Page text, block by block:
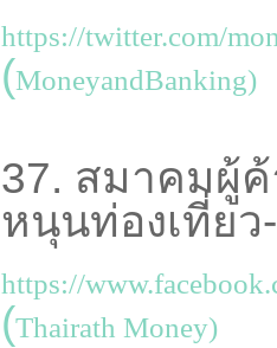
https://twitter.com/
(MoneyandBanking)
37. สมาคมผู้
หนุนท่องเที่ย
https://
(Thairath Money)